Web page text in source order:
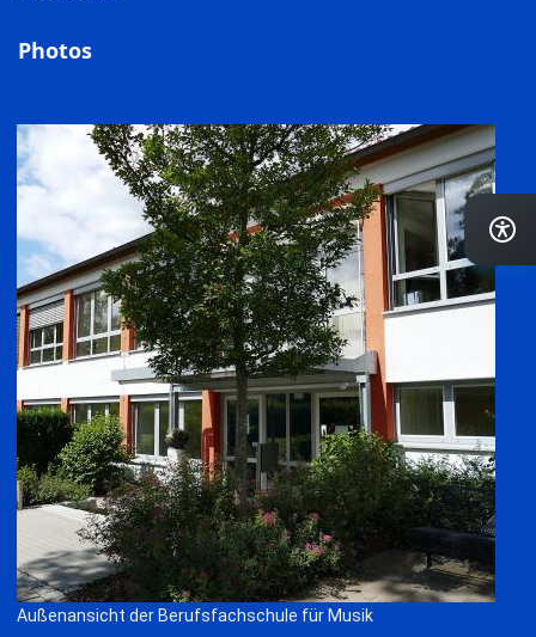
Photos
Außenansicht der Berufsfachschule für Musik